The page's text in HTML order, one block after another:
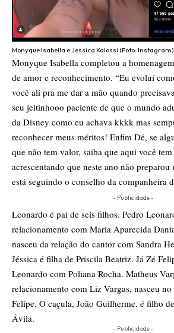
Monyque Isabella e Jessica Kalossi (Foto: Instagram)
Monyque Isabella completou a
de amor e reconhecimento. “Eu evoluí
você ali pra me dar a mão quando
seu jeitinhooo paciente de que o mundo
da Disney como eu achava kkkk mas
reconhecer meus méritos! Enfim Dé, se
que não tem valor, saiba que aqui você
acrescentando que neste ano não
está seguindo o conselho da companheira
- Publicidade -
Leonardo é pai de seis filhos. Pedro
relacionamento com Maria Aparecida
nasceu da relação do cantor com Sandra
Jéssica é filha de Priscila Beatriz. Já Zé
Leonardo com Poliana Rocha. Matheus
relacionamento com Liz Vargas, nasceu
Felipe. O caçula, João Guilherme, é filho
Ávila.
- Publicidade -